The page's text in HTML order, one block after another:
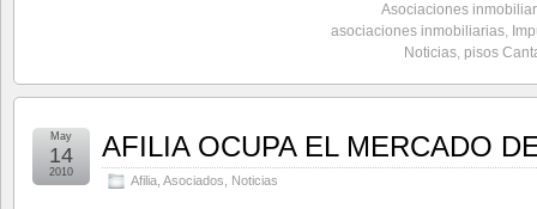
Asociaciones
asociaciones inmobiliarias,
Noticias, pisos
AFILIA OCUPA EL MERCADO
Afilia Asociados Noticias
May
14
2010